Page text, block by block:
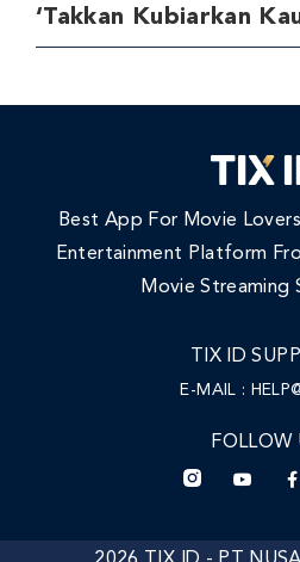
‘Takkan Kubiarkan
Best App For Movie
Entertainment Platform
Movie Streaming
TIX ID
E-MAIL :
FOLLOW